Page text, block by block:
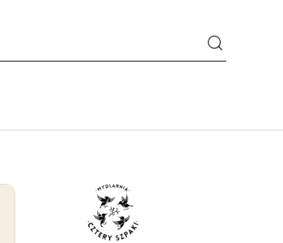
NAZWA
PRODUCENTA:
MYDLARNIA
CZTERY
SZPAKI